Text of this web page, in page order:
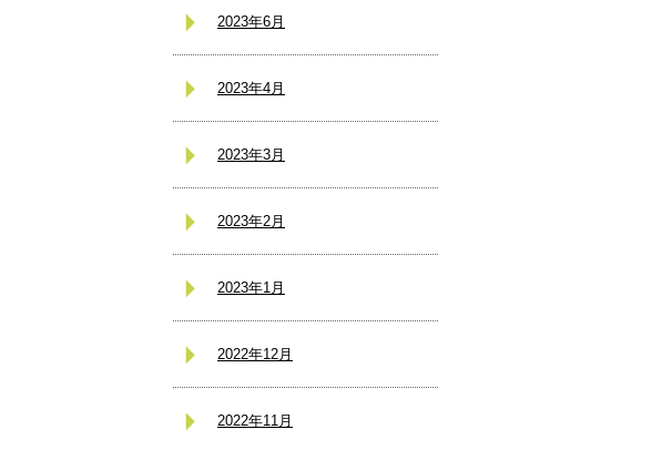
2023年6月
2023年4月
2023年3月
2023年2月
2023年1月
2022年12月
2022年11月